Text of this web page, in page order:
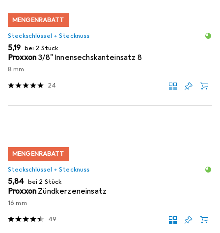
MENGENRABATT
Steckschlüssel + Stecknuss
EUR
5,19 bei 2 Stück
Proxxon 3/8" Innensechskanteinsatz 8
8 mm
24
MENGENRABATT
Steckschlüssel + Stecknuss
EUR
5,84 bei 2 Stück
Proxxon Zündkerzeneinsatz
16 mm
49